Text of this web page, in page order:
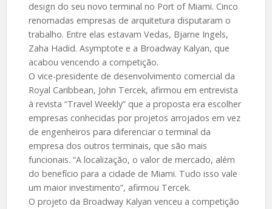
design do seu novo terminal no Port of Miami. Cinco
renomadas empresas de arquitetura disputaram o
trabalho. Entre elas estavam Vedas, Bjarne Ingels,
Zaha Hadid. Asymptote e a Broadway Kalyan, que
acabou vencendo a competição.
O vice-presidente de desenvolvimento comercial da
Royal Caribbean, John Tercek, afirmou em entrevista
à revista “Travel Weekly” que a proposta era escolher
empresas conhecidas por projetos arrojados em vez
de engenheiros para diferenciar o terminal da
empresa dos outros terminais, que são mais
funcionais. “A localização, o valor de mercado, além
do benefício para a cidade de Miami. Tudo isso vale
um maior investimento”, afirmou Tercek.
O projeto da Broadway Kalyan venceu a competição